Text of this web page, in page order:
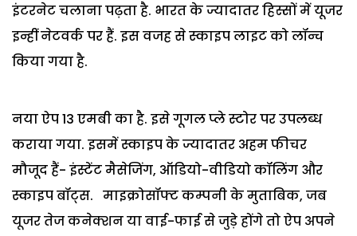
इंटरनेट चलाना पढ़ता है. भारत के ज्यादातर हिस्सों में यूजर
इन्हीं नेटवर्क पर हैं. इस वजह से स्काइप लाइट को लॉन्च
किया गया है.
नया ऐप 13 एमबी का है. इसे गूगल प्ले स्टोर पर उपलब्ध
कराया गया. इसमें स्काइप के ज्यादातर अहम फीचर
मौजूद हैं- इंस्टेंट मैसेजिंग, ऑडियो-वीडियो कॉलिंग और
स्काइप बॉट्स. माइक्रोसॉफ्ट कम्पनी के मुताबिक, जब
यूजर तेज कनेक्शन या वाई-फाई से जुड़े होंगे तो ऐप अपने